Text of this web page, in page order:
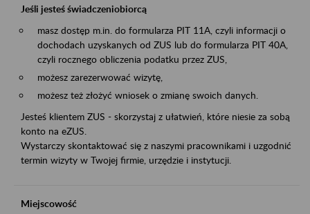
Jeśli jesteś świadczeniobiorcą
masz dostęp m.in. do formularza PIT 11A, czyli informacji o
dochodach uzyskanych od ZUS lub do formularza PIT 40A,
czyli rocznego obliczenia podatku przez ZUS,
możesz zarezerwować wizytę,
możesz też złożyć wniosek o zmianę swoich danych.
Jesteś klientem ZUS - skorzystaj z ułatwień, które niesie za sobą
konto na eZUS.
Wystarczy skontaktować się z naszymi pracownikami i uzgodnić
termin wizyty w Twojej firmie, urzędzie i instytucji.
Miejscowość